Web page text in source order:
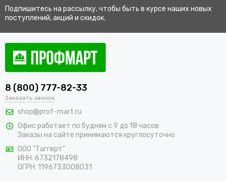
Соответствуют стандартам качества, так как проходят
Купить одежду сигнальную для
работников оптом и в розницу с
доставкой по Бокситогорску
В интернет-магазине «ПрофМарт» можно купить сигнальную
одежду для персонала. Мы работаем с оптовыми и
розничными покупателями. Предлагаем на выбор сигнальные
жилеты, сезонные костюмы, брюки и прочие составляющие
униформы в ярких заметных цветах. Доставка покупок,
которые оформляются на сайте, осуществляется по
Бокситогорску и остальным населенным пунктам России.
Подпишитесь на рассылку, чтобы быть в курсе наших новых
поступлений, акций и скидок.
8 (800) 777-82-33
Заказать звонок
shop@prof-mart.ru
Офис работает по будням с 9 до 18 часов
Заказы на сайте принимаются круглосуточно
ООО "Таггерт"
ИНН: 6732178498
ОГРН: 1196733008031